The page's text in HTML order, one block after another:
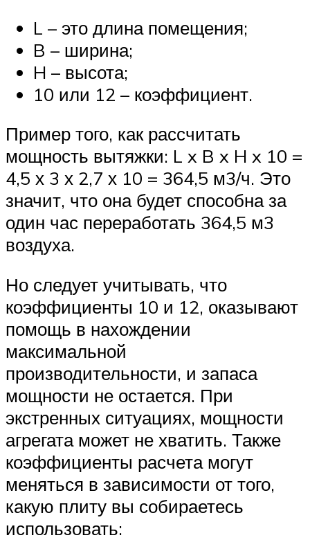
L – это длина помещения;
B – ширина;
H – высота;
10 или 12 – коэффициент.
Пример того, как рассчитать
мощность вытяжки: L x B x H x 10 =
4,5 х 3 х 2,7 х 10 = 364,5 м3/ч. Это
значит, что она будет способна за
один час переработать 364,5 м3
воздуха.
Но следует учитывать, что
коэффициенты 10 и 12, оказывают
помощь в нахождении
максимальной
производительности, и запаса
мощности не остается. При
экстренных ситуациях, мощности
агрегата может не хватить. Также
коэффициенты расчета могут
меняться в зависимости от того,
какую плиту вы собираетесь
использовать: